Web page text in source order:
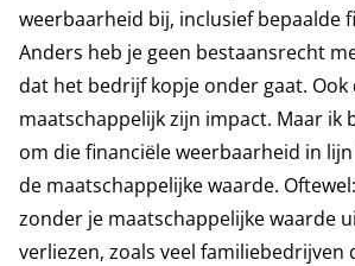
weerbaarheid bij, inclusief bepaalde
Anders heb je geen bestaansrecht
dat het bedrijf kopje onder gaat. Ook
maatschappelijk zijn impact. Maar ik
om die financiële weerbaarheid in
de maatschappelijke waarde.
zonder je maatschappelijke waarde
verliezen, zoals veel familiebedrijven